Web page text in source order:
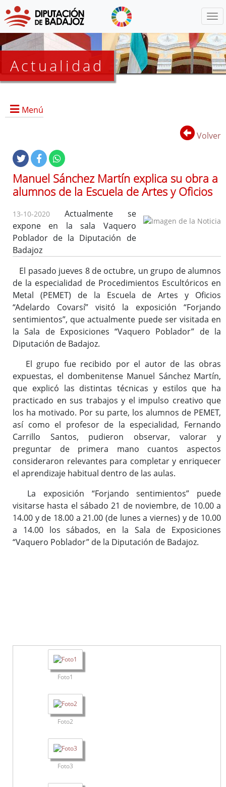
Actualidad
Menú
Noticias
Lista
de
distribución
Volver
Manuel Sánchez Martín explica su obra a
alumnos de la Escuela de Artes y Oficios
13-10-2020 Actualmente se
expone en la sala Vaquero
Poblador de la Diputación de
Badajoz
El pasado jueves 8 de octubre, un grupo de alumnos
de la especialidad de Procedimientos Escultóricos en
Metal (PEMET) de la Escuela de Artes y Oficios
“Adelardo Covarsí” visitó la exposición “Forjando
sentimientos”, que actualmente puede ser visitada en
la Sala de Exposiciones “Vaquero Poblador” de la
Diputación de Badajoz.
El grupo fue recibido por el autor de las obras
expuestas, el dombenitense Manuel Sánchez Martín,
que explicó las distintas técnicas y estilos que ha
practicado en sus trabajos y el impulso creativo que
los ha motivado. Por su parte, los alumnos de PEMET,
así como el profesor de la especialidad, Fernando
Carrillo Santos, pudieron observar, valorar y
preguntar de primera mano cuantos aspectos
consideraron relevantes para completar y enriquecer
el aprendizaje habitual dentro de las aulas.
La exposición “Forjando sentimientos” puede
visitarse hasta el sábado 21 de noviembre, de 10.00 a
14.00 y de 18.00 a 21.00 (de lunes a viernes) y de 10.00
a 14.00 los sábados, en la Sala de Exposiciones
“Vaquero Poblador” de la Diputación de Badajoz.
Foto1
Foto2
Foto3